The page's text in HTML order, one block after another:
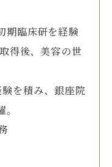
期臨床研を経験
得後、美容の世
を積み、銀座院